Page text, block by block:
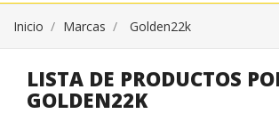
Inicio Marcas Golden22k
LISTA DE PRODUCTOS
GOLDEN22K